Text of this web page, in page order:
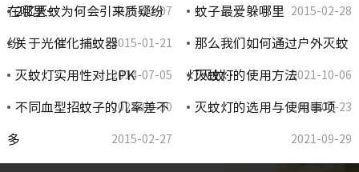
在哪里… 2021-10-07
2亿灭蚊为何会引来质疑纷
纷 2015-01-21
蚊子最爱躲哪里 2015-02-28
关于光催化捕蚊器
2014-07-05
那么我们如何通过户外灭蚊
灯灭蚊… 2021-10-06
灭蚊灯实用性对比PK
2021-09-30
灭蚊灯的使用方法
2016-02-23
不同血型招蚊子的几率差不
多 2015-02-27
灭蚊灯的选用与使用事项
2021-09-29